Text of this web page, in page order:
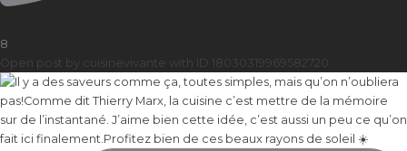
8
Open post by cuisinevivante with ID 18030319969582720